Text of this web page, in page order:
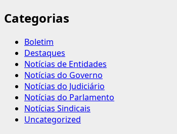
Categorias
Boletim
Destaques
Notícias de Entidades
Notícias do Governo
Notícias do Judiciário
Notícias do Parlamento
Notícias Sindicais
Uncategorized